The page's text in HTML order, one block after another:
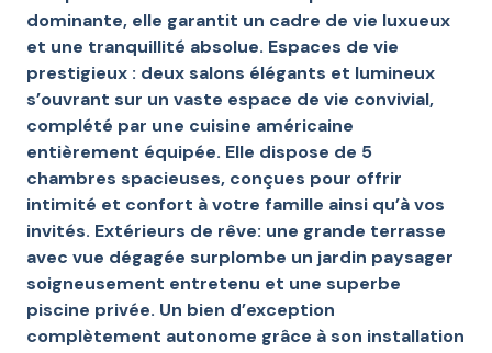
dominante, elle garantit un cadre de vie luxueux
et une tranquillité absolue. Espaces de vie
prestigieux : deux salons élégants et lumineux
s’ouvrant sur un vaste espace de vie convivial,
complété par une cuisine américaine
entièrement équipée. Elle dispose de 5
chambres spacieuses, conçues pour offrir
intimité et confort à votre famille ainsi qu’à vos
invités. Extérieurs de rêve: une grande terrasse
avec vue dégagée surplombe un jardin paysager
soigneusement entretenu et une superbe
piscine privée. Un bien d’exception
complètement autonome grâce à son installation